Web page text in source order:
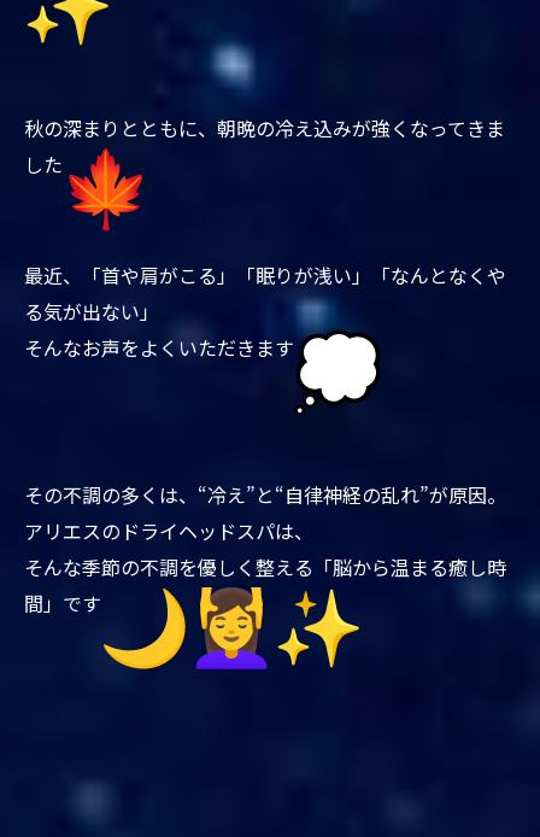
秋の深まりとともに、朝晩の冷え込みが強くなってきま
した
最近、「首や肩がこる」「眠りが浅い」「なんとなくや
る気が出ない」
そんなお声をよくいただきます
その不調の多くは、“冷え”と“自律神経の乱れ”が原因。
アリエスのドライヘッドスパは、
そんな季節の不調を優しく整える「脳から温まる癒し時
間」です